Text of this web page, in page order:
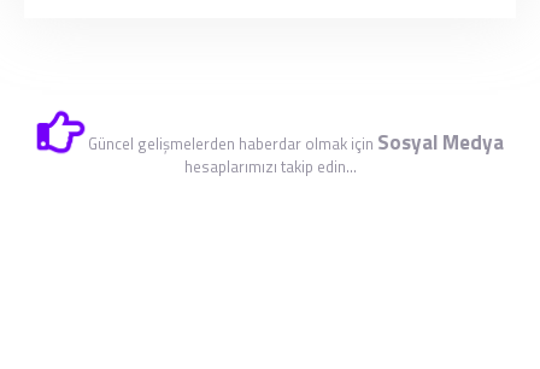
Güncel gelişmelerden haberdar olmak için Sosyal Medya
hesaplarımızı takip edin...